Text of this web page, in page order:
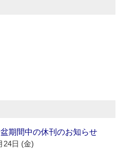
期間中の休刊のお知らせ
24日 (金)